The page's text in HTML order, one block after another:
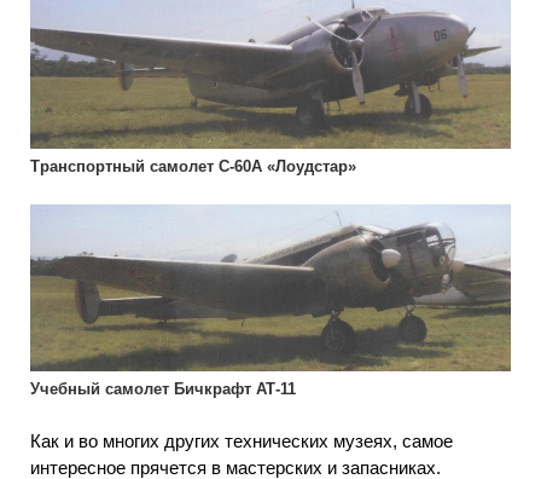
Транспортный самолет С-60А «Лоудстар»
Учебный самолет Бичкрафт АТ-11
Как и во многих других технических музеях, самое
интересное прячется в мастерских и запасниках.